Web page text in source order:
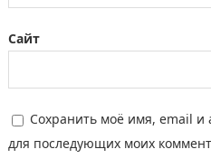
Сайт
Сохранить моё имя, email и
для последующих моих